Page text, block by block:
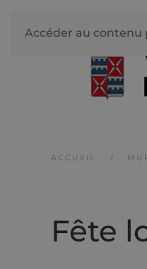
Accéder au contenu
ACCUEIL
Fête